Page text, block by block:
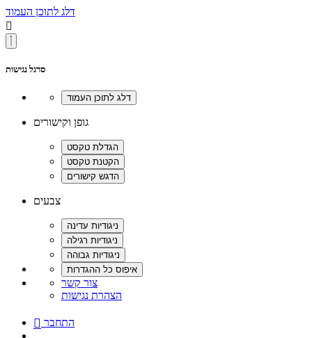
דלג לתוכן העמוד

סרגל נגישות
גופן וקישורים
צבעים
צור קשר
הצהרת נגישות
 התחבר